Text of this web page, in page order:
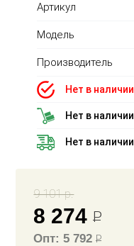
Артикул
Модель
Производитель
Нет в наличии
Нет в наличии
Нет в наличии
9 101 р.
8 274Р
Опт: 5 792Р